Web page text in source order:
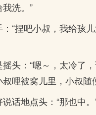
洗。”
“捏吧小叔，我给孩
头：“嗯～，太冷了
叔哩被窝儿里，小叔随
话地点头：“那也中。